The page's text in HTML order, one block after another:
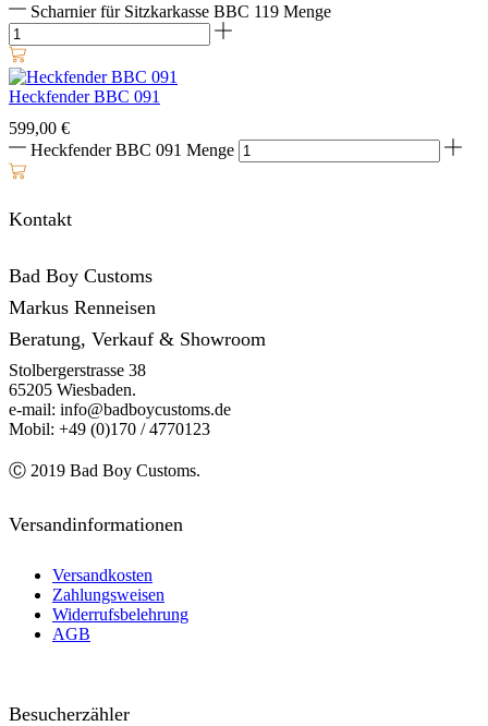
Scharnier für Sitzkarkasse BBC 119 Menge
Heckfender BBC 091
599,00 €
Heckfender BBC 091 Menge
Kontakt
Bad Boy Customs
Markus Renneisen
Beratung, Verkauf & Showroom
Stolbergerstrasse 38
65205 Wiesbaden.
e-mail: info@badboycustoms.de
Mobil: +49 (0)170 / 4770123
Ⓒ 2019 Bad Boy Customs.
Versandinformationen
Versandkosten
Zahlungsweisen
Widerrufsbelehrung
AGB
Besucherzähler